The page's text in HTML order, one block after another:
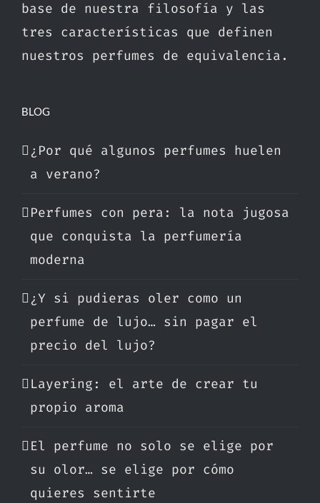
base de nuestra filosofía y las
tres características que definen
nuestros perfumes de equivalencia.
BLOG
¿Por qué algunos perfumes huelen
a verano?
Perfumes con pera: la nota jugosa
que conquista la perfumería
moderna
¿Y si pudieras oler como un
perfume de lujo… sin pagar el
precio del lujo?
Layering: el arte de crear tu
propio aroma
El perfume no solo se elige por
su olor… se elige por cómo
quieres sentirte